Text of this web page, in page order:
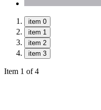
item 0
item 1
item 2
item 3
Item 1 of 4